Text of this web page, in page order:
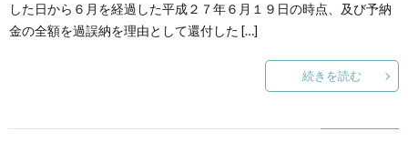
した日から６月を経過した平成２７年６月１９日の時点、及び予納
金の全額を過誤納を理由として還付した […]
続きを読む